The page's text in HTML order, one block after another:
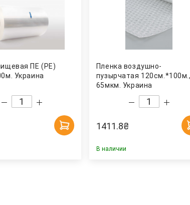
ПЕ (РЕ)
Украина
Пленка воздушно-
пузырчатая 120см.*100м.,
65мкм. Украина
1411.8₴
В наличии